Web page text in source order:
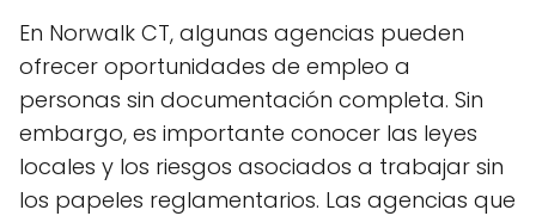
En Norwalk CT, algunas agencias pueden
ofrecer oportunidades de empleo a
personas sin documentación completa. Sin
embargo, es importante conocer las leyes
locales y los riesgos asociados a trabajar sin
los papeles reglamentarios. Las agencias que